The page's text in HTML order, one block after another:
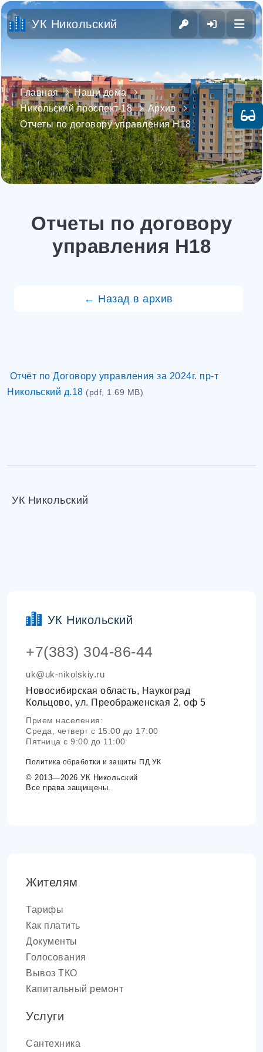
УК Никольский
Главная
Наши дома
Никольский проспект 18
Архив
Отчеты по договору управления Н18
Отчеты по договору
управления Н18
← Назад в архив
Отчёт по Договору управления за 2024г. пр-т
Никольский д.18 (pdf, 1.69 MB)
УК Никольский
УК Никольский
+7(383) 304-86-44
uk@uk-nikolskiy.ru
Новосибирская область, Наукоград
Кольцово, ул. Преображенская 2, оф 5
Прием населения:
Среда, четверг с 15:00 до 17:00
Пятница с 9:00 до 11:00
Политика обработки и защиты ПД УК
© 2013—2026 УК Никольский
Все права защищены.
Жителям
Тарифы
Как платить
Документы
Голосования
Вывоз ТКО
Капитальный ремонт
Услуги
Сантехника